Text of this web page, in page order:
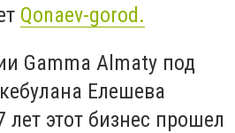
Qonaev-gorod.
Gamma Almaty под
Елешева
лет этот бизнес прошел